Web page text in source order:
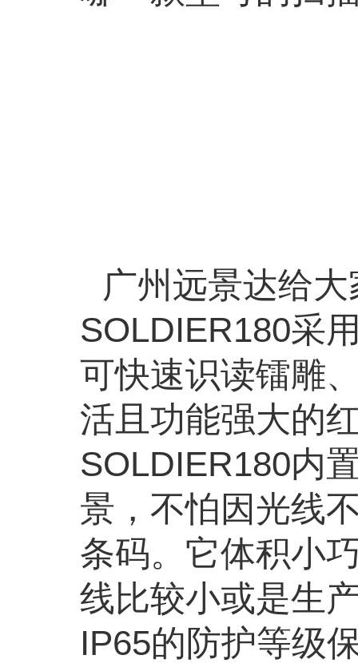
广州远景达给
SOLDIER180采
可快速识读镭雕
活且功能强大的
SOLDIER180内
景，不怕因光线
条码。它体积小
线比较小或是生
IP65的防护等级